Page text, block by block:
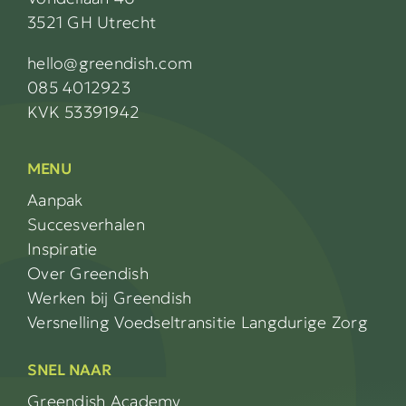
3521 GH Utrecht
hello@greendish.com
085 4012923
KVK 53391942
MENU
Aanpak
Succesverhalen
Inspiratie
Over Greendish
Werken bij Greendish
Versnelling Voedseltransitie Langdurige Zorg
SNEL NAAR
Greendish Academy